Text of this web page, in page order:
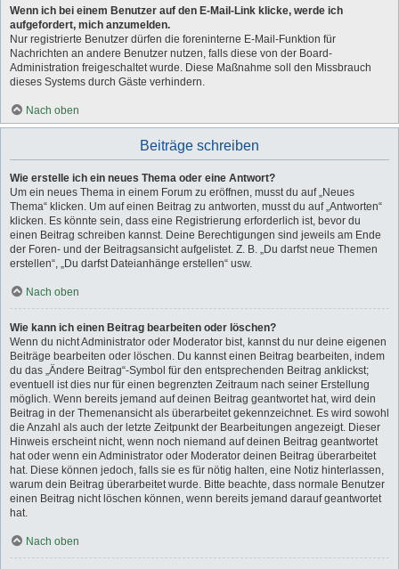
Wenn ich bei einem Benutzer auf den E-Mail-Link klicke, werde ich
aufgefordert, mich anzumelden.
Nur registrierte Benutzer dürfen die foreninterne E-Mail-Funktion für
Nachrichten an andere Benutzer nutzen, falls diese von der Board-
Administration freigeschaltet wurde. Diese Maßnahme soll den Missbrauch
dieses Systems durch Gäste verhindern.
Nach oben
Beiträge schreiben
Wie erstelle ich ein neues Thema oder eine Antwort?
Um ein neues Thema in einem Forum zu eröffnen, musst du auf „Neues
Thema“ klicken. Um auf einen Beitrag zu antworten, musst du auf „Antworten“
klicken. Es könnte sein, dass eine Registrierung erforderlich ist, bevor du
einen Beitrag schreiben kannst. Deine Berechtigungen sind jeweils am Ende
der Foren- und der Beitragsansicht aufgelistet. Z. B. „Du darfst neue Themen
erstellen“, „Du darfst Dateianhänge erstellen“ usw.
Nach oben
Wie kann ich einen Beitrag bearbeiten oder löschen?
Wenn du nicht Administrator oder Moderator bist, kannst du nur deine eigenen
Beiträge bearbeiten oder löschen. Du kannst einen Beitrag bearbeiten, indem
du das „Ändere Beitrag“-Symbol für den entsprechenden Beitrag anklickst;
eventuell ist dies nur für einen begrenzten Zeitraum nach seiner Erstellung
möglich. Wenn bereits jemand auf deinen Beitrag geantwortet hat, wird dein
Beitrag in der Themenansicht als überarbeitet gekennzeichnet. Es wird sowohl
die Anzahl als auch der letzte Zeitpunkt der Bearbeitungen angezeigt. Dieser
Hinweis erscheint nicht, wenn noch niemand auf deinen Beitrag geantwortet
hat oder wenn ein Administrator oder Moderator deinen Beitrag überarbeitet
hat. Diese können jedoch, falls sie es für nötig halten, eine Notiz hinterlassen,
warum dein Beitrag überarbeitet wurde. Bitte beachte, dass normale Benutzer
einen Beitrag nicht löschen können, wenn bereits jemand darauf geantwortet
hat.
Nach oben